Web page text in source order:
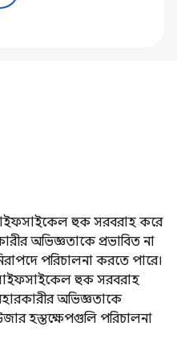
হুক সরবরাহ করে
অভিজ্ঞতাকে প্রভাবিত না
পরিচালনা করতে পারে।
হুক সরবরাহ
অভিজ্ঞতাকে
হস্তক্ষেপগুলি পরিচালনা